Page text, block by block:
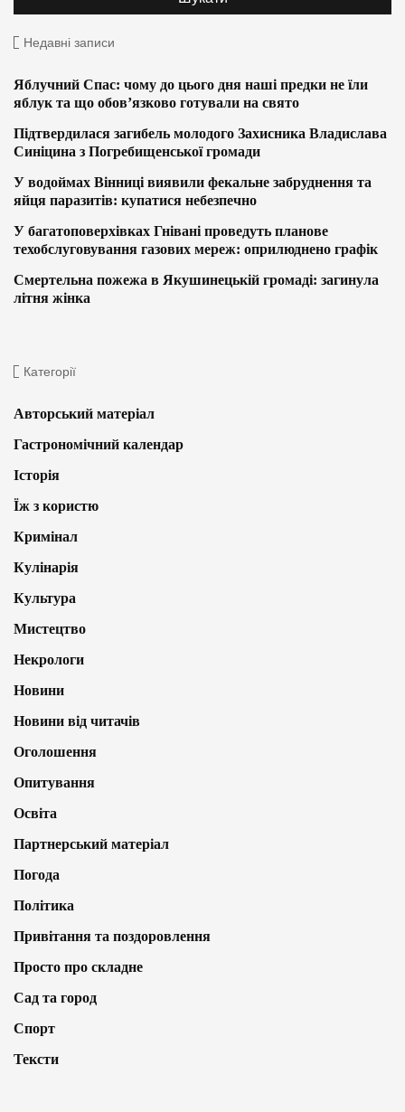
Недавні записи
Яблучний Спас: чому до цього дня наші предки не їли
яблук та що обов’язково готували на свято
Підтвердилася загибель молодого Захисника Владислава
Синіцина з Погребищенської громади
У водоймах Вінниці виявили фекальне забруднення та
яйця паразитів: купатися небезпечно
У багатоповерхівках Гнівані проведуть планове
техобслуговування газових мереж: оприлюднено графік
Смертельна пожежа в Якушинецькій громаді: загинула
літня жінка
Категорії
Авторський матеріал
Гастрономічний календар
Історія
Їж з користю
Кримінал
Кулінарія
Культура
Мистецтво
Некрологи
Новини
Новини від читачів
Оголошення
Опитування
Освіта
Партнерський матеріал
Погода
Політика
Привітання та поздоровлення
Просто про складне
Сад та город
Спорт
Тексти